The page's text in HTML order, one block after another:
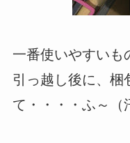
一番使いやすいも
引っ越し後に、梱
て・・・・ふ～（